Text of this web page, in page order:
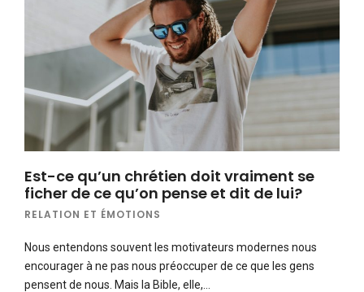
Est-ce qu’un chrétien doit vraiment se
ficher de ce qu’on pense et dit de lui?
RELATION ET ÉMOTIONS
Nous entendons souvent les motivateurs modernes nous
encourager à ne pas nous préoccuper de ce que les gens
pensent de nous. Mais la Bible, elle,…